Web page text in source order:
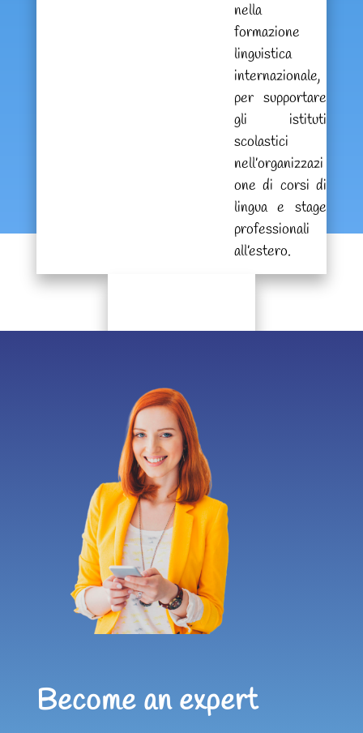
nella
formazione
linguistica
internazionale,
per supportare
gli istituti
scolastici
nell’organizzazi
one di corsi di
lingua e stage
professionali
all’estero.
Become an expert